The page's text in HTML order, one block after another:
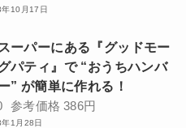
10月17日
ーパーにある『グッドモー
パティ』で “おうちハンバ
” が簡単に作れる！
参考価格 386円
1月28日